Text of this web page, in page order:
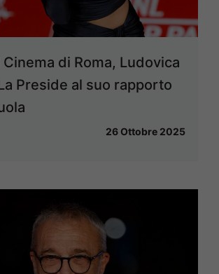
di Roma, Ludovica
Preside al suo rapporto
26 Ottobre 2025